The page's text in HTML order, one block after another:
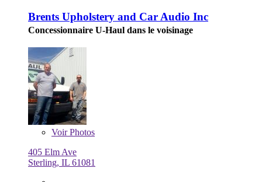
Brents Upholstery and Car Audio Inc
Concessionnaire U-Haul dans le voisinage
VoirPhotos
405 Elm Ave
Sterling, IL 61081